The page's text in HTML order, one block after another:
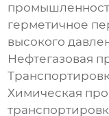
герметичное
высокого
Нефтегазовая
Химическая